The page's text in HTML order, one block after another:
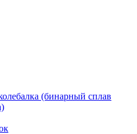
(бинарный сплав